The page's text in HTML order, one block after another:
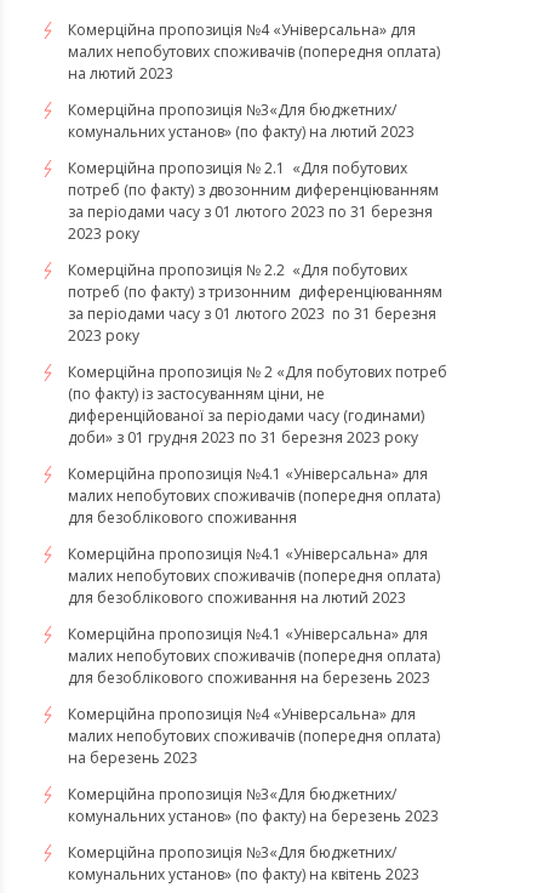
​​​​​​​Комерційна пропозиція №4 «Універсальна» для
малих непобутових споживачів (попередня оплата)
на лютий 2023
Комерційна пропозиція №3«Для бюджетних/
комунальних установ» (по факту) на лютий 2023
Комерційна пропозиція № 2.1 «Для побутових
потреб (по факту) з двозонним диференціюванням
за періодами часу з 01 лютого 2023 по 31 березня
2023 року
Комерційна пропозиція № 2.2 «Для побутових
потреб (по факту) з тризонним диференціюванням
за періодами часу з 01 лютого 2023 по 31 березня
2023 року
Комерційна пропозиція № 2 «Для побутових потреб
(по факту) із застосуванням ціни, не
диференційованої за періодами часу (годинами)
доби» з 01 грудня 2023 по 31 березня 2023 року
​​​​​​​Комерційна пропозиція №4.1 «Універсальна» для
малих непобутових споживачів (попередня оплата)
для безоблікового споживання
Комерційна пропозиція №4.1 «Універсальна» для
малих непобутових споживачів (попередня оплата)
для безоблікового споживання на лютий 2023
Комерційна пропозиція №4.1 «Універсальна» для
малих непобутових споживачів (попередня оплата)
для безоблікового споживання на березень 2023
​​​​​​​Комерційна пропозиція №4 «Універсальна» для
малих непобутових споживачів (попередня оплата)
на березень 2023
​​​​​​​Комерційна пропозиція №3«Для бюджетних/
комунальних установ» (по факту) на березень 2023
Комерційна пропозиція №3«Для бюджетних/
комунальних установ» (по факту) на квітень 2023